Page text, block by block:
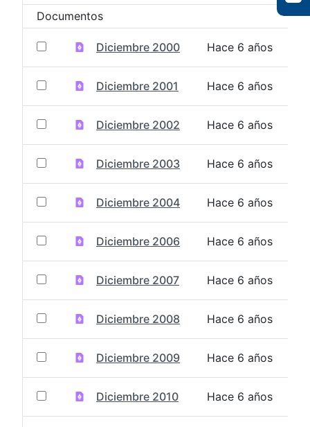
Documentos
Diciembre 2000 Hace 6 años
Diciembre 2001 Hace 6 años
Diciembre 2002 Hace 6 años
Diciembre 2003 Hace 6 años
Diciembre 2004 Hace 6 años
Diciembre 2006 Hace 6 años
Diciembre 2007 Hace 6 años
Diciembre 2008 Hace 6 años
Diciembre 2009 Hace 6 años
Diciembre 2010 Hace 6 años